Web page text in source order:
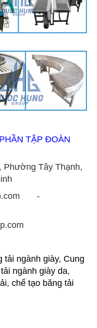
TẬP ĐOÀN
Phường Tây Thạnh,
-
tải ngành giày, Cung
ngành giày da,
chế tạo băng tải